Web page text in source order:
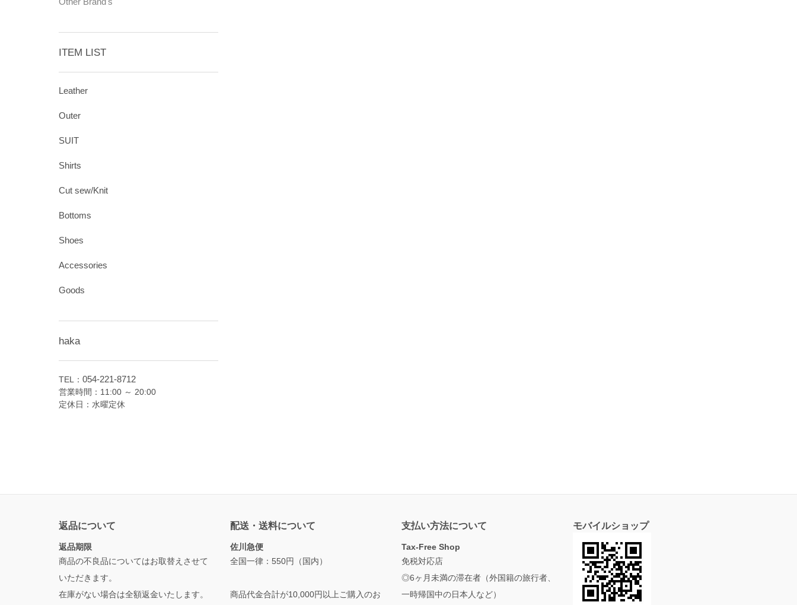
ITEM LIST
Leather
Outer
SUIT
Shirts
Cut sew/Knit
Bottoms
Shoes
Accessories
Goods
haka
TEL： 054-221-8712
営業時間：11:00 ～ 20:00
定休日：水曜定休
返品について
返品期限
商品の不良品についてはお取替えさせて
いただきます。
在庫がない場合は全額返金いたします。
配送・送料について
佐川急便
全国一律：550円（国内）
商品代金合計が10,000円以上ご購入のお
支払い方法について
Tax-Free Shop
免税対応店
◎6ヶ月未満の滞在者（外国籍の旅行者、
一時帰国中の日本人など）
モバイルショップ